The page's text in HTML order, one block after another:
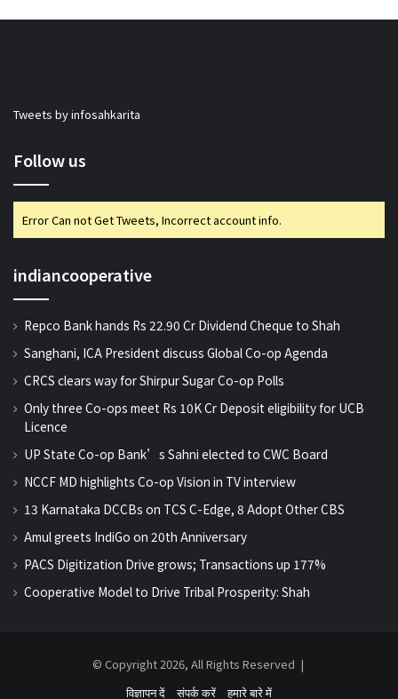
Tweets by infosahkarita
Follow us
Error Can not Get Tweets, Incorrect account info.
indiancooperative
Repco Bank hands Rs 22.90 Cr Dividend Cheque to Shah
Sanghani, ICA President discuss Global Co-op Agenda
CRCS clears way for Shirpur Sugar Co-op Polls
Only three Co-ops meet Rs 10K Cr Deposit eligibility for UCB
Licence
UP State Co-op Bank’s Sahni elected to CWC Board
NCCF MD highlights Co-op Vision in TV interview
13 Karnataka DCCBs on TCS C-Edge, 8 Adopt Other CBS
Amul greets IndiGo on 20th Anniversary
PACS Digitization Drive grows; Transactions up 177%
Cooperative Model to Drive Tribal Prosperity: Shah
© Copyright 2026, All Rights Reserved |
विज्ञापन दें
संपर्क करें हमारे बारे में